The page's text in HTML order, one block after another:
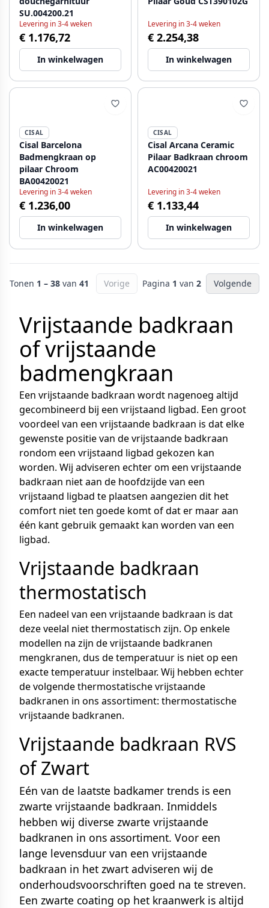
SU.004200.21
Levering in 3-4 weken
€ 1.176,72
In winkelwagen
Levering in 3-4 weken
€ 2.254,38
In winkelwagen
CISAL
Cisal Barcelona
Badmengkraan op
pilaar Chroom
BA00420021
Levering in 3-4 weken
€ 1.236,00
In winkelwagen
CISAL
Cisal Arcana Ceramic
Pilaar Badkraan chroom
AC00420021
Levering in 3-4 weken
€ 1.133,44
In winkelwagen
Tonen 1 – 38 van 41 Vorige Pagina 1 van 2 Volgende
Vrijstaande badkraan
of vrijstaande
badmengkraan
Een vrijstaande badkraan wordt nagenoeg altijd
gecombineerd bij een vrijstaand ligbad. Een groot
voordeel van een vrijstaande badkraan is dat elke
gewenste positie van de vrijstaande badkraan
rondom een vrijstaand ligbad gekozen kan
worden. Wij adviseren echter om een vrijstaande
badkraan niet aan de hoofdzijde van een
vrijstaand ligbad te plaatsen aangezien dit het
comfort niet ten goede komt of dat er maar aan
één kant gebruik gemaakt kan worden van een
ligbad.
Vrijstaande badkraan
thermostatisch
Een nadeel van een vrijstaande badkraan is dat
deze veelal niet thermostatisch zijn. Op enkele
modellen na zijn de vrijstaande badkranen
mengkranen, dus de temperatuur is niet op een
exacte temperatuur instelbaar. Wij hebben echter
de volgende thermostatische vrijstaande
badkranen in ons assortiment: thermostatische
vrijstaande badkranen.
Vrijstaande badkraan RVS
of Zwart
Eén van de laatste badkamer trends is een
zwarte vrijstaande badkraan. Inmiddels
hebben wij diverse zwarte vrijstaande
badkranen in ons assortiment. Voor een
lange levensduur van een vrijstaande
badkraan in het zwart adviseren wij de
onderhoudsvoorschriften goed na te streven.
Een zwarte coating op het kraanwerk is altijd